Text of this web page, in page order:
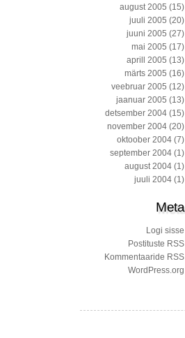
august 2005 (15)
juuli 2005 (20)
juuni 2005 (27)
mai 2005 (17)
aprill 2005 (13)
märts 2005 (16)
veebruar 2005 (12)
jaanuar 2005 (13)
detsember 2004 (15)
november 2004 (20)
oktoober 2004 (7)
september 2004 (1)
august 2004 (1)
juuli 2004 (1)
Meta
Logi sisse
Postituste RSS
Kommentaaride RSS
WordPress.org